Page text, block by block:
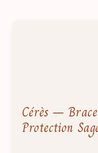
Presse
Cérès –
Protection